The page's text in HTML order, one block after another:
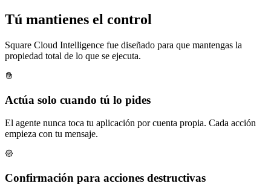
Tú mantienes el control
Square Cloud Intelligence fue diseñado para que mantengas la
propiedad total de lo que se ejecuta.
Actúa solo cuando tú lo pides
El agente nunca toca tu aplicación por cuenta propia. Cada acción
empieza con tu mensaje.
Confirmación para acciones destructivas